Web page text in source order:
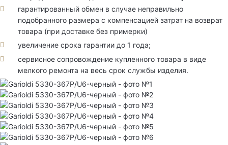
гарантированный обмен в случае неправильно
подобранного размера с компенсацией затрат на возврат
товара (при доставке без примерки)
увеличение срока гарантии до 1 года;
сервисное сопровождение купленного товара в виде
мелкого ремонта на весь срок службы изделия.